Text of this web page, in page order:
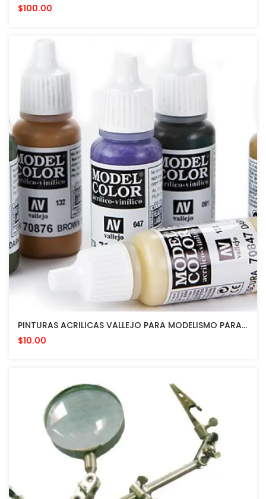
$100.00
PINTURAS ACRILICAS VALLEJO PARA MODELISMO PARA APLICAR CON PINCEL O AEROGRAFO
$10.00